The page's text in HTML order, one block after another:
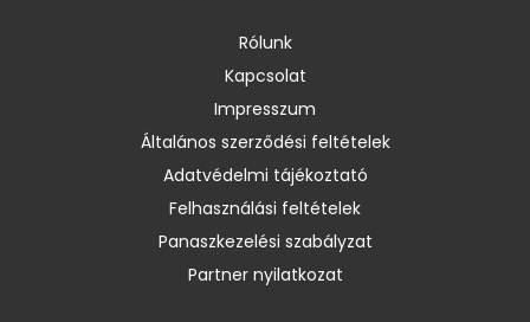
Rólunk
Kapcsolat
Impresszum
Általános szerződési feltételek
Adatvédelmi tájékoztató
Felhasználási feltételek
Panaszkezelési szabályzat
Partner nyilatkozat